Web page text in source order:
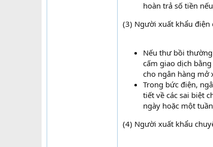
hoàn trả số tiền
(3) Người xuất khẩu điện
Nếu thư bồi
cấm giao dịch
cho ngân hàng mở
Trong bức điện,
tiết về các sai biệt
ngày hoặc một
(4) Người xuất khẩu